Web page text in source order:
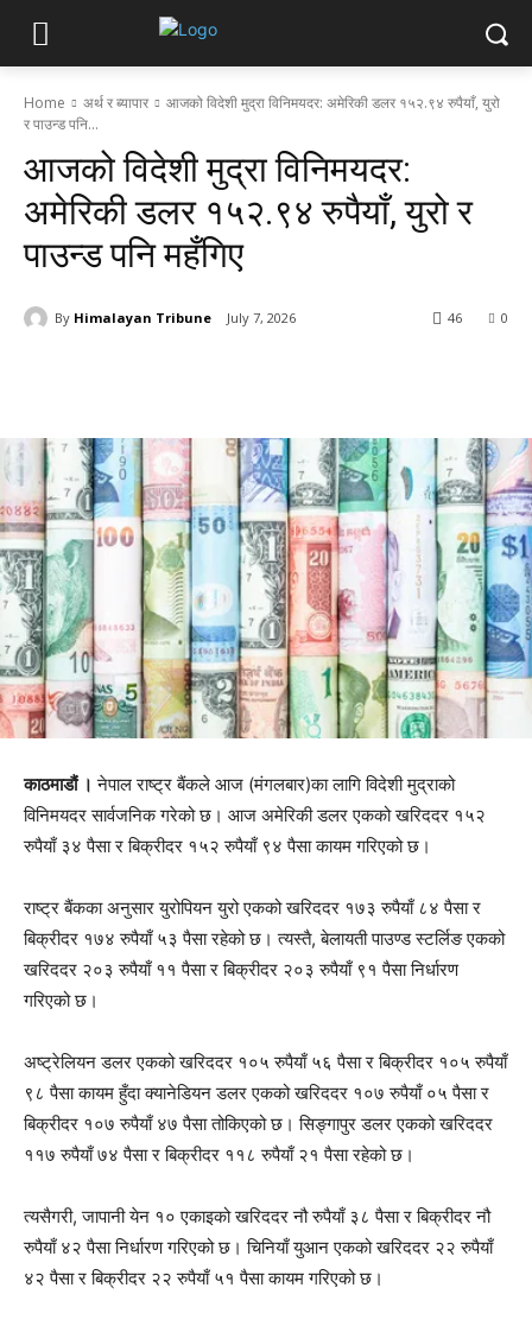
Home अर्थ र ब्यापार
आजको विदेशी मुद्रा विनिमयदर: अमेरिकी डलर १५२.९४ रुपैयाँ, युरो
र पाउन्ड पनि...
आजको विदेशी मुद्रा विनिमयदर:
अमेरिकी डलर १५२.९४ रुपैयाँ, युरो र
पाउन्ड पनि महँगिए
By Himalayan Tribune July 7, 2026 0
46
काठमाडौं । नेपाल राष्ट्र बैंकले आज (मंगलबार)का लागि विदेशी मुद्राको
विनिमयदर सार्वजनिक गरेको छ। आज अमेरिकी डलर एकको खरिददर १५२
रुपैयाँ ३४ पैसा र बिक्रीदर १५२ रुपैयाँ ९४ पैसा कायम गरिएको छ।
राष्ट्र बैंकका अनुसार युरोपियन युरो एकको खरिददर १७३ रुपैयाँ ८४ पैसा र
बिक्रीदर १७४ रुपैयाँ ५३ पैसा रहेको छ। त्यस्तै, बेलायती पाउण्ड स्टर्लिङ एकको
खरिददर २०३ रुपैयाँ ११ पैसा र बिक्रीदर २०३ रुपैयाँ ९१ पैसा निर्धारण
गरिएको छ।
अष्ट्रेलियन डलर एकको खरिददर १०५ रुपैयाँ ५६ पैसा र बिक्रीदर १०५ रुपैयाँ
९८ पैसा कायम हुँदा क्यानेडियन डलर एकको खरिददर १०७ रुपैयाँ ०५ पैसा र
बिक्रीदर १०७ रुपैयाँ ४७ पैसा तोकिएको छ। सिङ्गापुर डलर एकको खरिददर
११७ रुपैयाँ ७४ पैसा र बिक्रीदर ११८ रुपैयाँ २१ पैसा रहेको छ।
त्यसैगरी, जापानी येन १० एकाइको खरिददर नौ रुपैयाँ ३८ पैसा र बिक्रीदर नौ
रुपैयाँ ४२ पैसा निर्धारण गरिएको छ। चिनियाँ युआन एकको खरिददर २२ रुपैयाँ
४२ पैसा र बिक्रीदर २२ रुपैयाँ ५१ पैसा कायम गरिएको छ।